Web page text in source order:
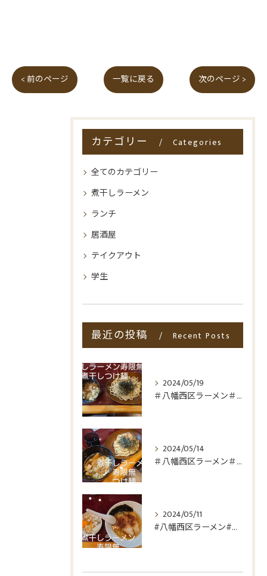
< 前のページ 一覧に戻る 次のページ >
カテゴリー Categories
全てのカテゴリー
煮干しラーメン
ランチ
居酒屋
テイクアウト
学生
最近の投稿 Recent Posts
2024/05/19
＃八幡西区ラーメン＃八幡西区折尾ラーメン
2024/05/14
＃八幡西区ラーメン＃折尾ラーメン＃つけ麺＃非豚骨
2024/05/11
#八幡西区ラーメン#折尾ラーメン#非豚骨#煮干しラーメン寿限...